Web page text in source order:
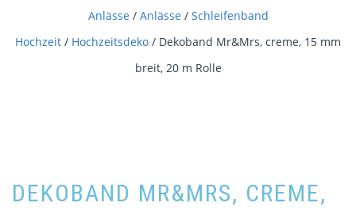
Anlässe/ Anlässe/ Schleifenband
Hochzeit / Hochzeitsdeko / Dekoband Mr&Mrs, creme, 15 mm
breit, 20 m Rolle
DEKOBAND MR&MRS, CREME,